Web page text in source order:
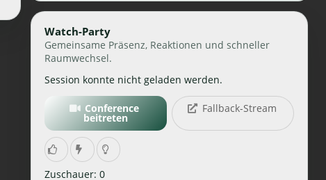
Watch-Party
Gemeinsame Präsenz, Reaktionen und schneller
Raumwechsel.
Session konnte nicht geladen werden.
Conference
beitreten
Fallback-Stream
Zuschauer: 0